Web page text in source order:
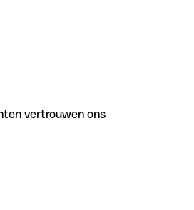
vertrouwen ons